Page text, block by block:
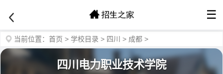
☰
当前位置： 首页 > 学校目录 > 四川 > 成都 >
四川电力职业技术学院